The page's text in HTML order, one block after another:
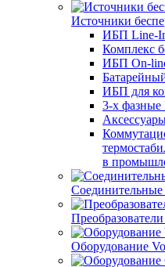
Источники
ИБП Line-
Комплекс
ИБП On-
ИБП для
3-х
в
Соединительные
Оборудование